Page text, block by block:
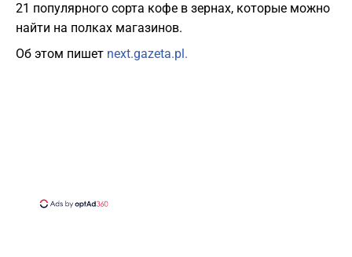
21 популярного сорта кофе в зернах, которые можно
найти на полках магазинов.
Об этом пишет next.gazeta.pl.